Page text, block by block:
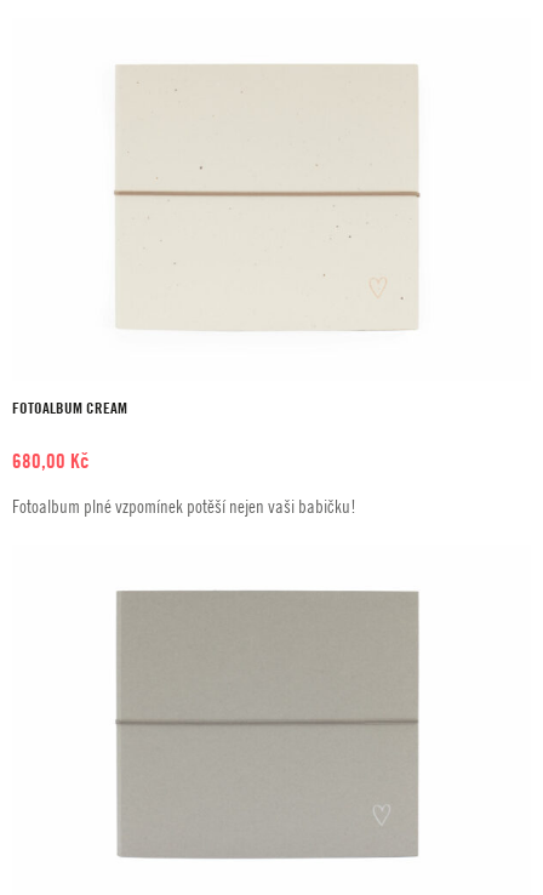
FOTOALBUM CREAM
680,00 Kč
Fotoalbum plné vzpomínek potěší nejen vaši babičku!